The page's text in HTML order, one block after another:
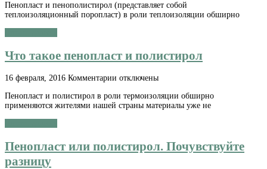
Сравнение
пенопласта
Пенопласт и пенополистирол (представляет собой
теплоизоляционный поропласт) в роли теплоизоляции обширно
Что такое пенопласт и полистирол
16 февраля, 2016 Комментарии к
Что
такое
отключены
Пенопласт и полистирол в роли термоизоляции обширно
применяются жителями нашей страны материалы уже не
Пенопласт или полистирол. Почувствуйте
разницу